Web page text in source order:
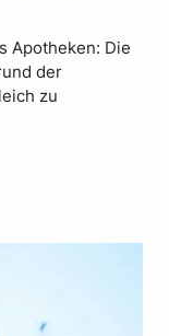
Apotheken: Die
der
zu